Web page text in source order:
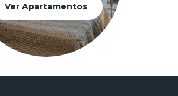
Ver Apartamentos